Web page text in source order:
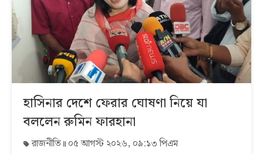
হাসিনার দেশে ফেরার ঘোষণা নিয়ে যা
বললেন রুমিন ফারহানা
রাজনীতি ০৫ আগস্ট ২০২৬, ০৯:১৩ পিএম